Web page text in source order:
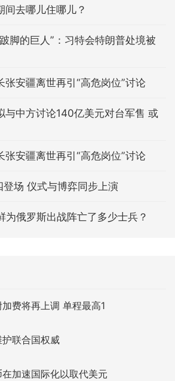
间去哪儿住哪儿？
脚的巨人”：习特会特朗普处境被
张安疆离世再引“高危岗位”讨论
与中方讨论140亿美元对台军售 或
张安疆离世再引“高危岗位”讨论
登场 仪式与博弈同步上演
为俄罗斯出战阵亡了多少士兵？
费将再上调 单程最高1
联合国权威
在加速国际化以取代美元